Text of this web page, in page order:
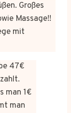
Großes
Massage!!
mit
47€
man 1€
man